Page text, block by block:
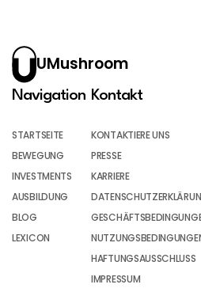
UMushroom
Navigation
STARTSEITE
BEWEGUNG
INVESTMENTS
AUSBILDUNG
BLOG
LEXICON
Kontakt
KONTAKTIERE UNS
PRESSE
KARRIERE
HAFTUNGSAUSSCHLUSS
IMPRESSUM